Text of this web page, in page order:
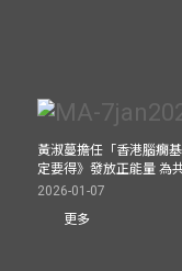
黃淑蔓擔任「香港腦癇
定要得》發放正能量 為
2026-01-07
更多